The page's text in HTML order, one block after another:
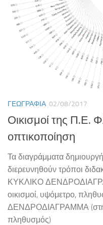
ΓΕΩΓΡΑΦΊΑ 02/08/2017
Οικισμοί της Π.Ε.
οπτικοποίηση
Τα διαγράμματα
διερευνηθούν τρόποι
ΚΥΚΛΙΚΟ
οικισμοί, υψόμετρο,
ΔΕΝΔΡΟΔΙΑΓΡΑΜΜΑ
πληθυσμός)